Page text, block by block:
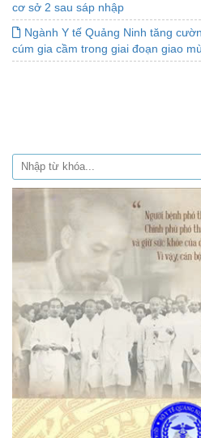
cơ sở 2 sau sáp nhập
Ngành Y tế Quảng Ninh tăng
cúm gia cầm trong giai đoạn giao